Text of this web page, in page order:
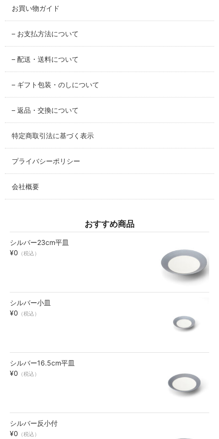
STRAWBERRY
錆ネズシリーズ
SABINEZU
花びらシリーズ
PETAL
染錦葡萄シリーズ
MAGNIFIER
皿・プレート
plate
湯呑・コップ
お買い物ガイド
– お支払方法について
– 配送・送料について
– ギフト包装・のしについて
– 返品・交換について
特定商取引法に基づく表示
プライバシーポリシー
会社概要
おすすめ商品
シルバー23cm平皿
¥0 （税込）
シルバー小皿
¥0 （税込）
シルバー16.5cm平皿
¥0 （税込）
シルバー反小付
¥0 （税込）